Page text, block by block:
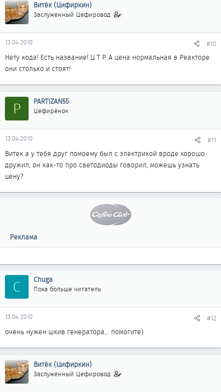
Витёк (Цифиркин)
Заслуженный Цефировод
13.04.2010 #10
Нету кода! Есть название! Ц Т Р. А цена нормальная в Реакторе
они столько и стоят!
P PARTIZAN55
Цефирёнок
13.04.2010 #11
Витек а у тебя друг помоему был с электрикой вроде хорошо
дружил, он как-то про светодиоды говорил, можешь узнать
цену?
Реклама
C Chuga
Пока больше читатель
13.04.2010 #12
очень нужен шкив генератора... помогите)
Витёк (Цифиркин)
Заслуженный Цефировод